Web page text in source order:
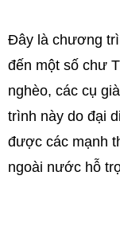
Đây là chương
đến một số chư
nghèo, các cụ
trình này do đại
được các mạnh
ngoài nước hỗ